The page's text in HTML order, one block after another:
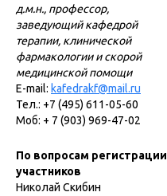
д.м.н., профессор,
заведующий кафедрой
терапии, клинической
фармакологии и скорой
медицинской помощи
E-mail: kafedrakf@mail.ru
Тел.: +7 (495) 611-05-60
Моб: + 7 (903) 969-47-02
По вопросам регистрации
участников
Николай Скибин